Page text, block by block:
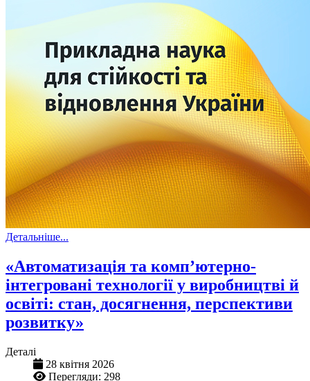
Детальніше...
«Автоматизація та комп’ютерно-
інтегровані технології у виробництві й
освіті: стан, досягнення, перспективи
розвитку»
Деталі
28 квітня 2026
Перегляди: 298